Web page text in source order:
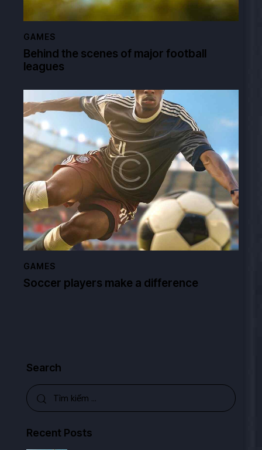
GAMES
Behind the scenes of major football
leagues
GAMES
Soccer players make a difference
Search
Recent Posts